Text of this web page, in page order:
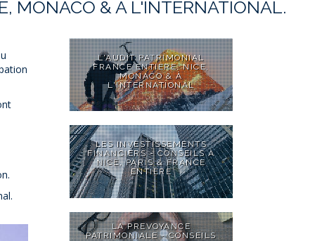
MONACO & À L'INTERNATIONAL.
L'AUDIT PATRIMONIAL
FRANCE ENTIÈRE, NICE,
MONACO & À
L'INTERNATIONAL
LES INVESTISSEMENTS
FINANCIERS - CONSEILS À
NICE, PARIS & FRANCE
ENTIÈRE
LA PREVOYANCE
PATRIMONIALE - CONSEILS